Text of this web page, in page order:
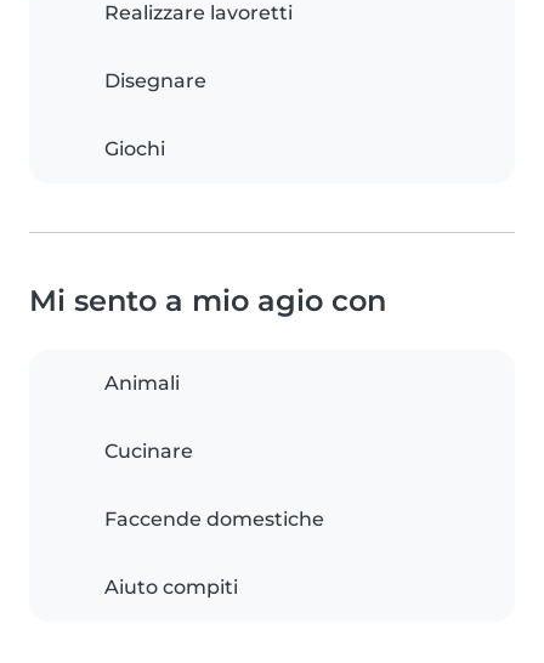
Realizzare lavoretti
Disegnare
Giochi
Mi sento a mio agio con
Animali
Cucinare
Faccende domestiche
Aiuto compiti